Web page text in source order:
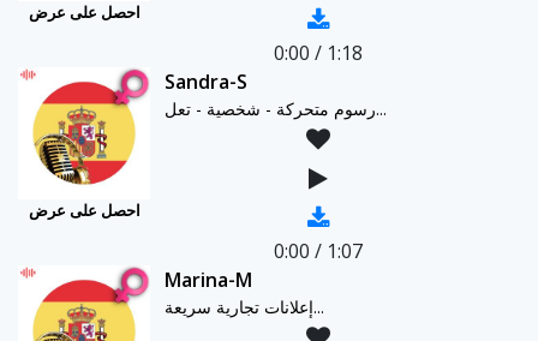
احصل على عرض
0:00 / 1:18
احصل على عرض
Sandra-S
رسوم متحركة - شخصية - تعل...
0:00 / 1:07
Marina-M
إعلانات تجارية سريعة...